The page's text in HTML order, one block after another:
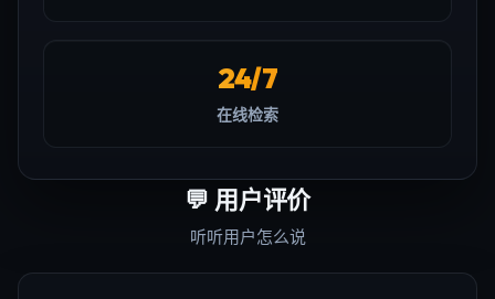
24/7
在线检索
💬 用户评价
听听用户怎么说